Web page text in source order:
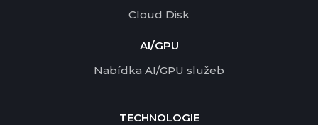
Cloud Disk
AI/GPU
Nabídka AI/GPU služeb
TECHNOLOGIE